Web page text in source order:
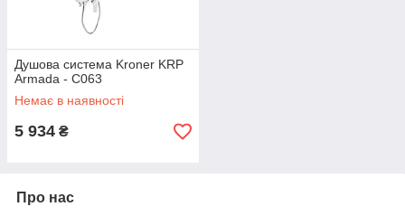
Душова система Kroner KRP
Armada - C063
Немає в наявності
5 934 ₴
Про нас